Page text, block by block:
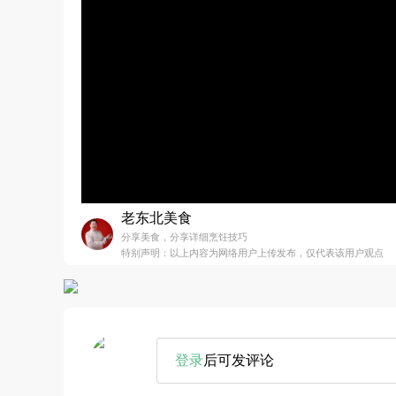
老东北美食
分享美食，分享详细烹饪技巧
特别声明：以上内容为网络用户上传发布，仅代表该用户观点
登录后可发评论